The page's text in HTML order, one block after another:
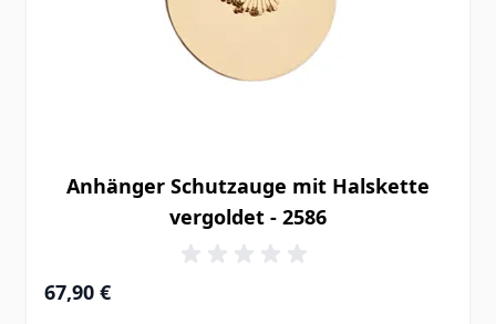
Anhänger Schutzauge mit Halskette
vergoldet - 2586
67,90 €